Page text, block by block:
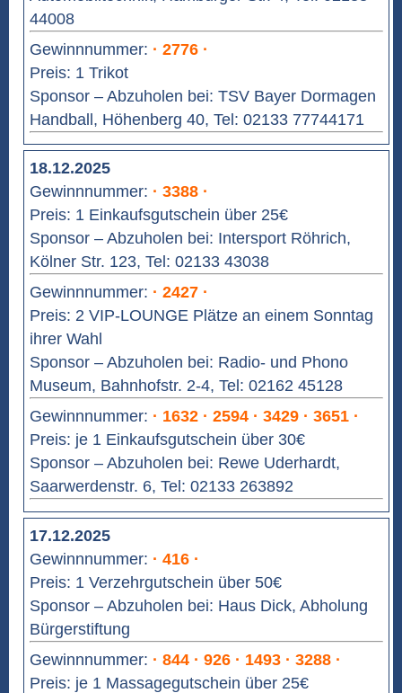
44008
Gewinnnummer: · 2776 ·
Preis: 1 Trikot
Sponsor – Abzuholen bei: TSV Bayer Dormagen
Handball, Höhenberg 40, Tel: 02133 77744171
18.12.2025
Gewinnnummer: · 3388 ·
Preis: 1 Einkaufsgutschein über 25€
Sponsor – Abzuholen bei: Intersport Röhrich,
Kölner Str. 123, Tel: 02133 43038
Gewinnnummer: · 2427 ·
Preis: 2 VIP-LOUNGE Plätze an einem Sonntag
ihrer Wahl
Sponsor – Abzuholen bei: Radio- und Phono
Museum, Bahnhofstr. 2-4, Tel: 02162 45128
Gewinnnummer: · 1632 · 2594 · 3429 · 3651 ·
Preis: je 1 Einkaufsgutschein über 30€
Sponsor – Abzuholen bei: Rewe Uderhardt,
Saarwerdenstr. 6, Tel: 02133 263892
17.12.2025
Gewinnnummer: · 416 ·
Preis: 1 Verzehrgutschein über 50€
Sponsor – Abzuholen bei: Haus Dick, Abholung
Bürgerstiftung
Gewinnnummer: · 844 · 926 · 1493 · 3288 ·
Preis: je 1 Massagegutschein über 25€